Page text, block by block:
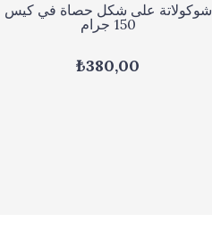
شوكولاتة على شكل حصاة في كيس
150 جرام
₺380,00